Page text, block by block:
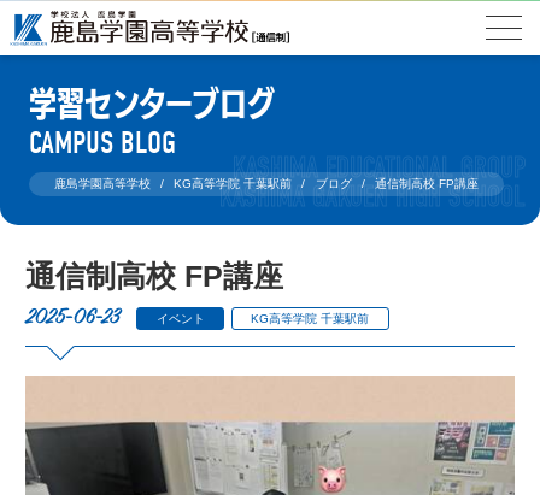
学習センターブログ
CAMPUS BLOG
鹿島学園高等学校 KG高等学院 千葉駅前 ブログ 通信制高校 FP講座
通信制高校 FP講座
2025-06-23 イベント KG高等学院 千葉駅前